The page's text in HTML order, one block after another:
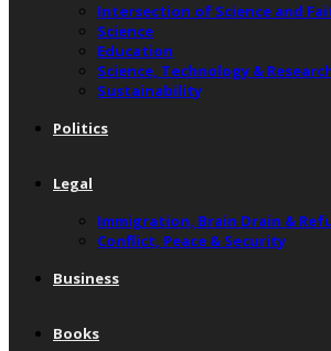
Intersection of Science and
Science
Education
Science, Technology &
Sustainability
Politics
Legal
Immigration, Brain Drain &
Conflict, Peace & Security
Business
Books